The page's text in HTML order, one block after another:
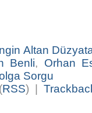
Altan
Benli, Orhan
Sorgu
(RSS) |